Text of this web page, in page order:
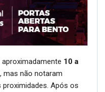
10 a
, mas não notaram
Após os